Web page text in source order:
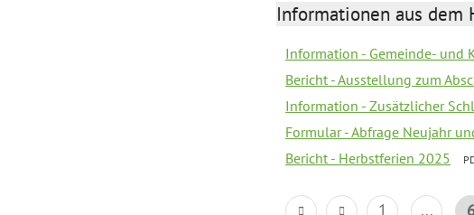
Informationen aus dem
Information - Gemeinde- und
Bericht - Ausstellung zum
Information - Zusätzlicher
Formular - Abfrage Neujahr
Bericht - Herbstferien 2025
1 ...